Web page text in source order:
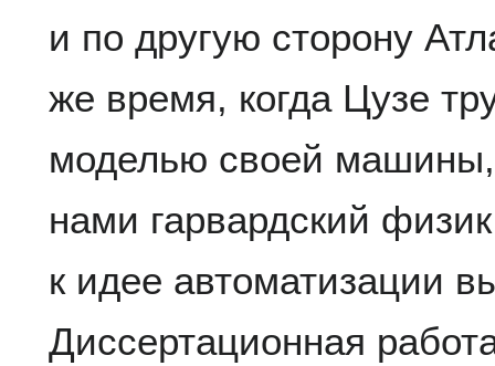
и по другую сторону
же время, когда Цузе
моделью своей
нами гарвардский
к идее автоматизации
Диссертационная